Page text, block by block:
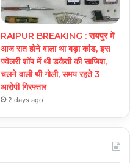
RAIPUR BREAKING : रायपुर में
आज रात होने वाला था बड़ा कांड, इस
ज्वेलरी शॉप में थी डकैती की साजिश,
चलने वाली थी गोली, समय रहते 3
आरोपी गिरफ्तार
2 days ago